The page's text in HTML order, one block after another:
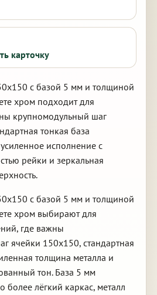
карточку
с базой 5 мм и толщиной
хром подходит для
крупномодульный шаг
тонкая база
исполнение с
рейки и зеркальная
с базой 5 мм и толщиной
хром выбирают для
где важны
ячейки 150х150, стандартная
толщина металла и
тон. База 5 мм
более лёгкий каркас, металл